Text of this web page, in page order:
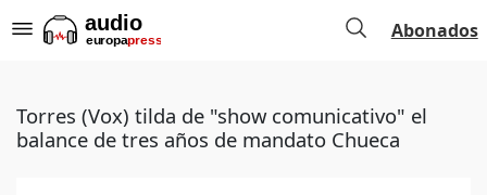
Abonados
Torres (Vox) tilda de "show comunicativo" el
balance de tres años de mandato Chueca